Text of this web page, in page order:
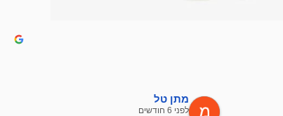
מתן טל
לפני 6 חודשים